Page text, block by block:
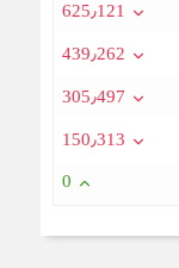
625٫121
439٫262
305٫497
150٫313
0